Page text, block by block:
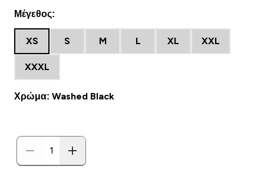
Μέγεθος:
XS S M L XL XXL
XXXL
Χρώμα: Washed Black